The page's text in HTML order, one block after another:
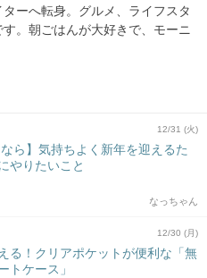
ーへ転身。グルメ、ライフスタ
。朝ごはんが大好きで、モーニ
12/31 (火)
なら】気持ちよく新年を迎えるた
やりたいこと
なっちゃん
12/30 (月)
る！クリアポケットが便利な「無
トケース」